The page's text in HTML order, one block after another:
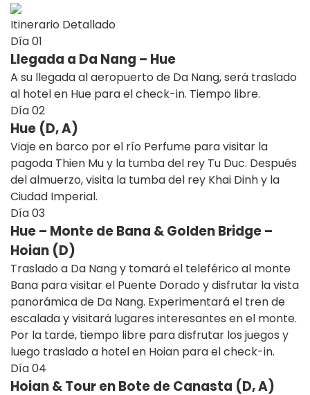
Itinerario Detallado
Día01
Llegada a Da Nang – Hue
A su llegada al aeropuerto de Da Nang, será traslado
al hotel en Hue para el check-in. Tiempo libre.
Día02
Hue (D, A)
Viaje en barco por el río Perfume para visitar la
pagoda Thien Mu y la tumba del rey Tu Duc. Después
del almuerzo, visita la tumba del rey Khai Dinh y la
Ciudad Imperial.
Día03
Hue – Monte de Bana & Golden Bridge –
Hoian (D)
Traslado a Da Nang y tomará el teleférico al monte
Bana para visitar el Puente Dorado y disfrutar la vista
panorámica de Da Nang. Experimentará el tren de
escalada y visitará lugares interesantes en el monte.
Por la tarde, tiempo libre para disfrutar los juegos y
luego traslado a hotel en Hoian para el check-in.
Día04
Hoian & Tour en Bote de Canasta (D, A)